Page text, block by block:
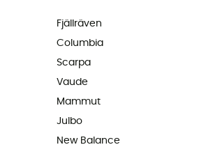
Fjällräven
Columbia
Scarpa
Vaude
Mammut
Julbo
New Balance